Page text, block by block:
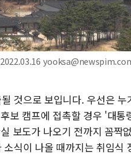
2022.03.16
것으로 보입니다. 우선은
보 캠프에 접촉할 경우 '대
보도가 나오기 전까지 꼼짝
식이 나올 때까지는 취임식